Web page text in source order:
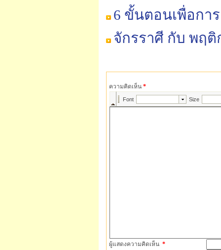
6 ขั้นตอนเพื่อกา
จักรราศี กับ พฤ
ความคิดเห็น *
ผู้แสดงความคิดเห็น *